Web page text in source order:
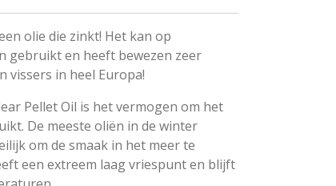
olie die zinkt! Het kan op
gebruikt en heeft bewezen zeer
vissers in heel Europa!
Pellet Oil is het vermogen om het
De meeste oliën in de winter
om de smaak in het meer te
een extreem laag vriespunt en blijft